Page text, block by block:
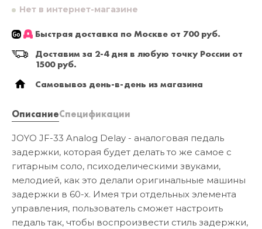
Нет в интернет-магазине
Быстрая доставка по Москве от 700 руб.
Доставим за 2-4 дня в любую точку России от
1500 руб.
Самовывоз день-в-день из магазина
ОписаниеСпецификации
JOYO JF-33 Analog Delay - аналоговая педаль
задержки, которая будет делать то же самое с
гитарным соло, психоделическими звуками,
мелодией, как это делали оригинальные машины
задержки в 60-х. Имея три отдельных элемента
управления, пользователь сможет настроить
педаль так, чтобы воспроизвести стиль задержки,